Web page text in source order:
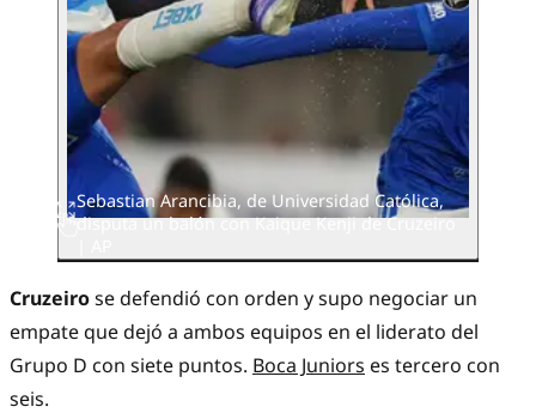
Sebastian Arancibia, de Universidad Católica,
disputa un balón con Kaique Kenji de Cruzeiro
Cruzeirose defendió con orden y supo negociar un
empate que dejó a ambos equipos en el liderato del
Grupo D con siete puntos. Boca Juniors es tercero con
seis.